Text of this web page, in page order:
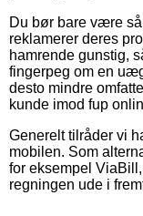
Du bør bare være
reklamerer deres
hamrende gunstig,
fingerpeg om en
desto mindre
kunde imod fup
Generelt tilråder vi
mobilen. Som
for eksempel
regningen ude i